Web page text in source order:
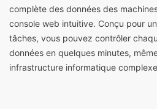
complète des données des
console web intuitive. Conçu pour
tâches, vous pouvez contrôler
données en quelques minutes,
infrastructure informatique